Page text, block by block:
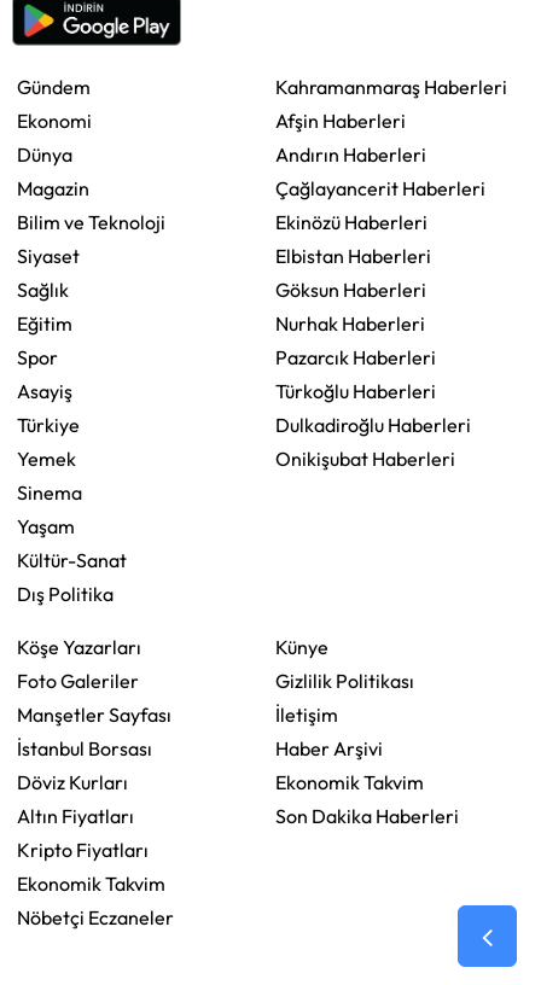
Gündem
Ekonomi
Dünya
Magazin
Bilim ve Teknoloji
Siyaset
Sağlık
Eğitim
Spor
Asayiş
Türkiye
Yemek
Sinema
Yaşam
Kültür-Sanat
Dış Politika
Kahramanmaraş Haberleri
Afşin Haberleri
Andırın Haberleri
Çağlayancerit Haberleri
Ekinözü Haberleri
Elbistan Haberleri
Göksun Haberleri
Nurhak Haberleri
Pazarcık Haberleri
Türkoğlu Haberleri
Dulkadiroğlu Haberleri
Onikişubat Haberleri
Köşe Yazarları
Foto Galeriler
Manşetler Sayfası
İstanbul Borsası
Döviz Kurları
Altın Fiyatları
Kripto Fiyatları
Ekonomik Takvim
Nöbetçi Eczaneler
Künye
Gizlilik Politikası
İletişim
Haber Arşivi
Ekonomik Takvim
Son Dakika Haberleri